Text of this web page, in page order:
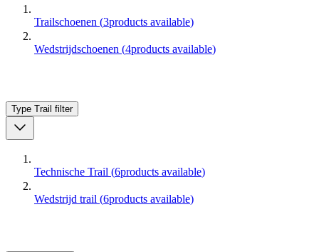
Trailschoenen (3products available)
Wedstrijdschoenen (4products available)
Type Trail filter
Technische Trail (6products available)
Wedstrijd trail (6products available)